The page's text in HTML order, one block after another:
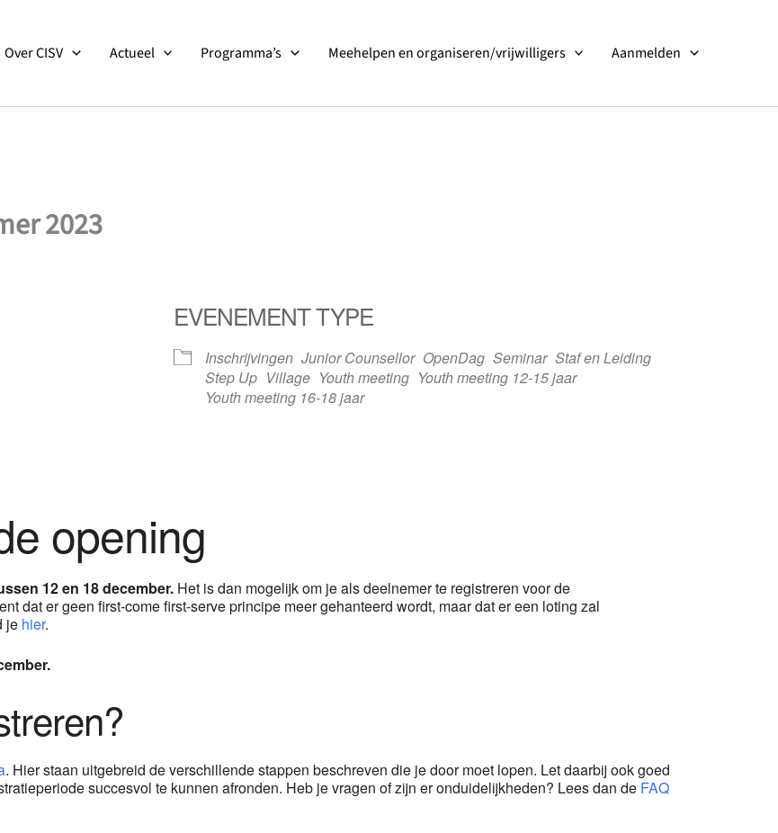
Over CISV Actueel Programma’s Meehelpen en organiseren/vrijwilligers Aanmelden
2023
EVENEMENT TYPE
Inschrijvingen Junior Counsellor OpenDag Seminar Staf en Leiding
Step Up Village Youth meeting Youth meeting 12-15 jaar
Youth meeting 16-18 jaar
opening
12 en 18 december. Het is dan mogelijk om je als deelnemer te registreren voor de
dat er geen first-come first-serve principe meer gehanteerd wordt, maar dat er een loting zal
je hier.
. Hier staan uitgebreid de verschillende stappen beschreven die je door moet lopen. Let daarbij ook goed
succesvol te kunnen afronden. Heb je vragen of zijn er onduidelijkheden? Lees dan de FAQ